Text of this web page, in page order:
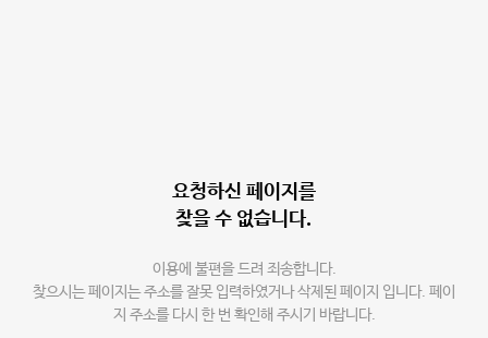
요청하신 페이지를
찾을 수 없습니다.
이용에 불편을 드려 죄송합니다.
찾으시는 페이지는 주소를 잘못 입력하였거나 삭제된 페이지 입니다. 페이
지 주소를 다시 한 번 확인해 주시기 바랍니다.